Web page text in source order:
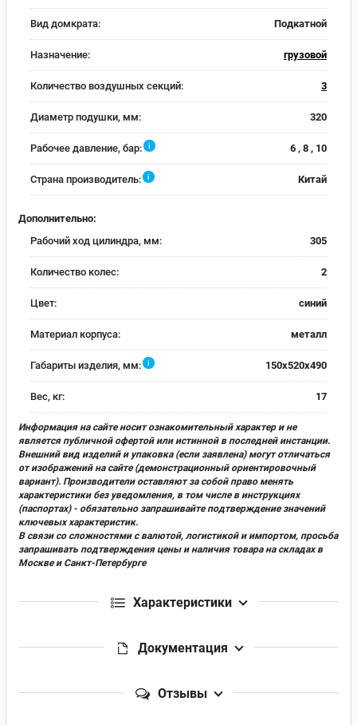
Вид домкрата: Подкатной
Назначение: грузовой
Количество воздушных секций: 3
Диаметр подушки, мм: 320
Рабочее давление, бар: i 6 , 8 , 10
Страна производитель: i Китай
Дополнительно:
Рабочий ход цилиндра, мм:
305
Количество колес: 2
Цвет: синий
Материал корпуса: металл
Габариты изделия, мм: i 150x520x490
Вес, кг: 17
Информация на сайте носит ознакомительный характер и не
является публичной офертой или истинной в последней инстанции.
Внешний вид изделий и упаковка (если заявлена) могут отличаться
от изображений на сайте (демонстрационный ориентировочный
вариант). Производители оставляют за собой право менять
характеристики без уведомления, в том числе в инструкциях
(паспортах) - обязательно запрашивайте подтверждение значений
ключевых характеристик.
В связи со сложностями с валютой, логистикой и импортом, просьба
запрашивать подтверждения цены и наличия товара на складах в
Москве и Санкт-Петербурге
Характеристики
Документация
Отзывы